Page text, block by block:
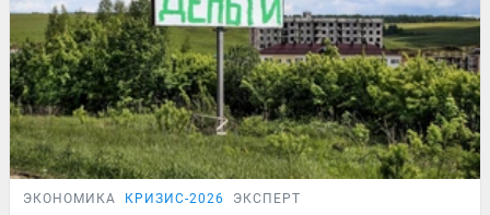
ЭКОНОМИКА КРИЗИС-2026 ЭКСПЕРТ